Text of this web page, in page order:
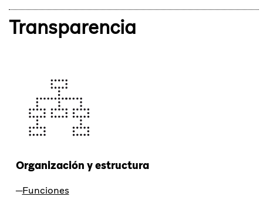
Transparencia
Organización y estructura
Funciones